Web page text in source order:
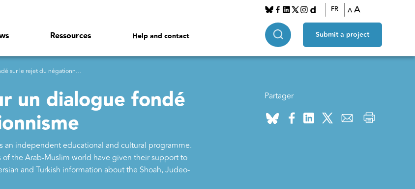
Ressources Help and contact
FR A A
Submit a project
le rejet du négationnisme
un dialogue fondé
an independent educational and cultural programme.
the Arab-Muslim world have given their support to
and Turkish information about the Shoah, Judeo-
Partager